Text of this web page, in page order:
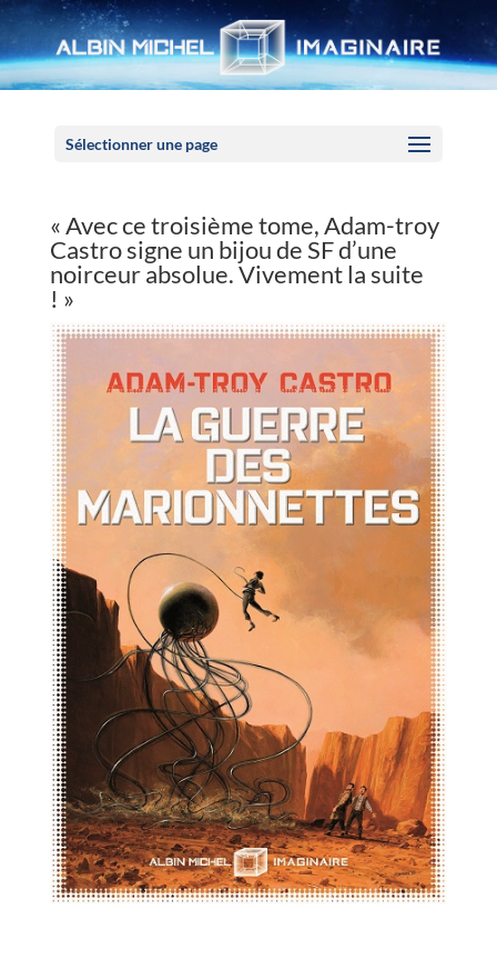
Sélectionner une page
« Avec ce troisième tome, Adam-troy
Castro signe un bijou de SF d’une
noirceur absolue. Vivement la suite
! »
Panneau de gestion des cookies